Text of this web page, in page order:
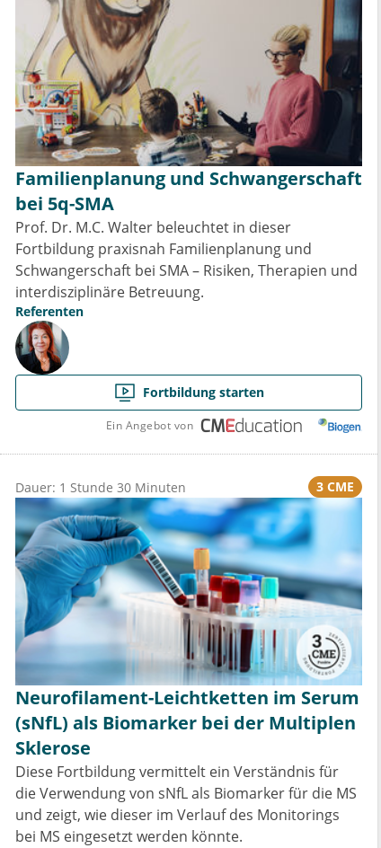
Familienplanung und Schwangerschaft
bei 5q-SMA
Prof. Dr. M.C. Walter beleuchtet in dieser
Fortbildung praxisnah Familienplanung und
Schwangerschaft bei SMA – Risiken, Therapien und
interdisziplinäre Betreuung.
Referenten
Fortbildung starten
Ein Angebot von
Dauer: 1 Stunde 30 Minuten 3 CME
Neurofilament-Leichtketten im Serum
(sNfL) als Biomarker bei der Multiplen
Sklerose
Diese Fortbildung vermittelt ein Verständnis für
die Verwendung von sNfL als Biomarker für die MS
und zeigt, wie dieser im Verlauf des Monitorings
bei MS eingesetzt werden könnte.